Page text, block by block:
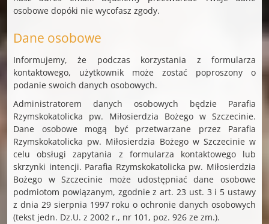
osobowe dopóki nie wycofasz zgody.
Dane osobowe
Informujemy, że podczas korzystania z formularza
kontaktowego, użytkownik może zostać poproszony o
podanie swoich danych osobowych.
Administratorem danych osobowych będzie Parafia
Rzymskokatolicka pw. Miłosierdzia Bożego w Szczecinie.
Dane osobowe mogą być przetwarzane przez Parafia
Rzymskokatolicka pw. Miłosierdzia Bożego w Szczecinie w
celu obsługi zapytania z formularza kontaktowego lub
skrzynki intencji. Parafia Rzymskokatolicka pw. Miłosierdzia
Bożego w Szczecinie może udostępniać dane osobowe
podmiotom powiązanym, zgodnie z art. 23 ust. 3 i 5 ustawy
z dnia 29 sierpnia 1997 roku o ochronie danych osobowych
(tekst jedn. Dz.U. z 2002 r., nr 101, poz. 926 ze zm.).